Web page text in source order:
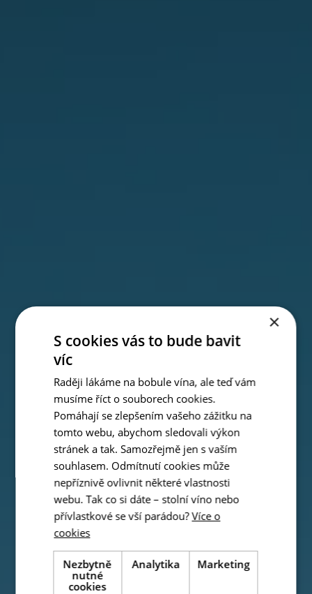
×
S cookies vás to bude bavit
víc
Raději lákáme na bobule vína, ale teď vám
musíme říct o souborech cookies.
Pomáhají se zlepšením vašeho zážitku na
tomto webu, abychom sledovali výkon
stránek a tak. Samozřejmě jen s vaším
souhlasem. Odmítnutí cookies může
nepříznivě ovlivnit některé vlastnosti
webu. Tak co si dáte – stolní víno nebo
přívlastkové se vší parádou?Více o
cookies
Nezbytně
nutné
cookies
Analytika Marketing